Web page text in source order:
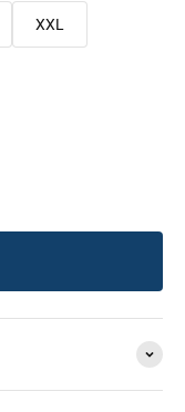
XXL